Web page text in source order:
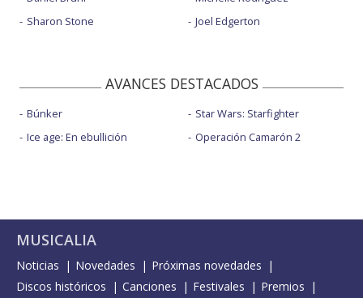
Sharon Stone
Joel Edgerton
AVANCES DESTACADOS
Búnker
Ice age: En ebullición
Star Wars: Starfighter
Operación Camarón 2
MUSICALIA
Noticias Novedades
Próximas novedades
Discos históricos
Canciones Festivales
Premios